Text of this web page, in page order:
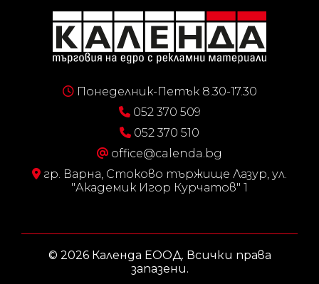
Понеделник-Петък 8.30-17.30
052 370 509
052 370 510
office@calenda.bg
гр. Варна, Стоково тържище Лазур, ул.
"Академик Игор Курчатов" 1
© 2026 Календа ЕООД. Всички права
запазени.